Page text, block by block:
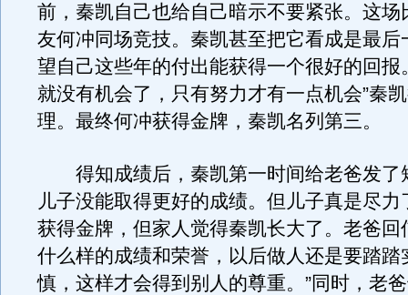
前，秦凯自己也给自己暗示不要紧张。这场
友何冲同场竞技。秦凯甚至把它看成是最后
望自己这些年的付出能获得一个很好的回报
就没有机会了，只有努力才有一点机会”秦
理。最终何冲获得金牌，秦凯名列第三。
得知成绩后，秦凯第一时间给老爸发了
儿子没能取得更好的成绩。但儿子真是尽力
获得金牌，但家人觉得秦凯长大了。老爸回
什么样的成绩和荣誉，以后做人还是要踏踏
慎，这样才会得到别人的尊重。”同时，老